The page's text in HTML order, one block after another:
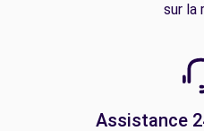
sur la
Assistance